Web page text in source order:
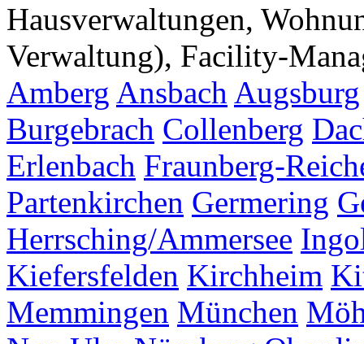
Hausverwaltungen,
Verwaltung), Facility-
Amberg Ansbach Augsburg
Burgebrach Collenberg
Erlenbach Fraunberg-
Partenkirchen Germering
Herrsching/Ammersee
Kiefersfelden Kirchheim
Memmingen München